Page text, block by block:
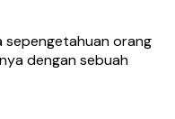
sepengetahuan orang
dengan sebuah